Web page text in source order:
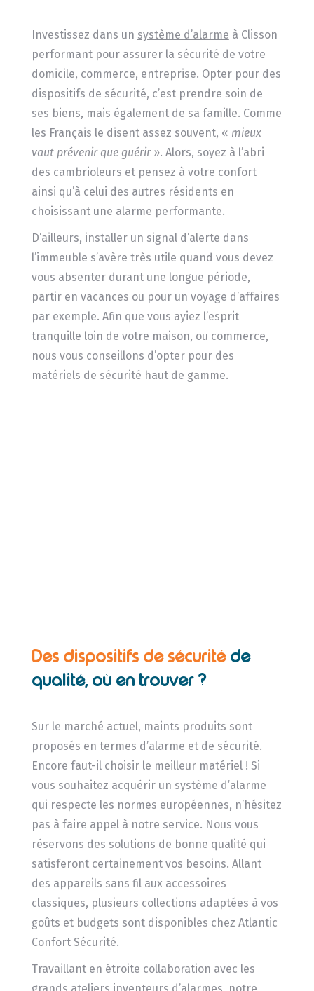
Investissez dans un système d’alarme à Clisson
performant pour assurer la sécurité de votre
domicile, commerce, entreprise. Opter pour des
dispositifs de sécurité, c’est prendre soin de
ses biens, mais également de sa famille. Comme
les Français le disent assez souvent, « mieux
vaut prévenir que guérir». Alors, soyez à l’abri
des cambrioleurs et pensez à votre confort
ainsi qu’à celui des autres résidents en
choisissant une alarme performante.
D’ailleurs, installer un signal d’alerte dans
l’immeuble s’avère très utile quand vous devez
vous absenter durant une longue période,
partir en vacances ou pour un voyage d’affaires
par exemple. Afin que vous ayiez l’esprit
tranquille loin de votre maison, ou commerce,
nous vous conseillons d’opter pour des
matériels de sécurité haut de gamme.
Des dispositifs de sécurité de
qualité, où en trouver ?
Sur le marché actuel, maints produits sont
proposés en termes d’alarme et de sécurité.
Encore faut-il choisir le meilleur matériel ! Si
vous souhaitez acquérir un système d’alarme
qui respecte les normes européennes, n’hésitez
pas à faire appel à notre service. Nous vous
réservons des solutions de bonne qualité qui
satisferont certainement vos besoins. Allant
des appareils sans fil aux accessoires
classiques, plusieurs collections adaptées à vos
goûts et budgets sont disponibles chez Atlantic
Confort Sécurité.
Travaillant en étroite collaboration avec les